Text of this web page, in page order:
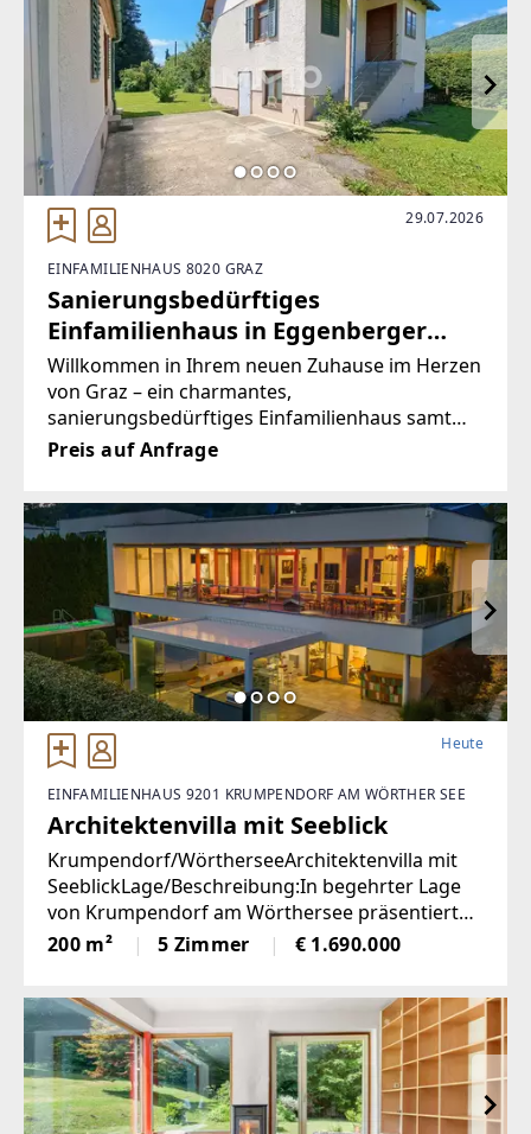
29.07.2026
EINFAMILIENHAUS 8020 GRAZ
Sanierungsbedürftiges
Einfamilienhaus in Eggenberger
Bestlage!
Willkommen in Ihrem neuen Zuhause im Herzen
von Graz – ein charmantes,
sanierungsbedürftiges Einfamilienhaus samt
Nebengebäude. Diese außergewöhnliche
Immobilie befindet sich Alt Eggenberg und
großzügigen
Preis auf Anfrage
Heute
EINFAMILIENHAUS 9201 KRUMPENDORF AM WÖRTHER SEE
Architektenvilla mit Seeblick
Krumpendorf/WörtherseeArchitektenvilla mit
SeeblickLage/Beschreibung:In begehrter Lage
von Krumpendorf am Wörthersee präsentiert
sich diese herausragende Architekten-Villa als
ein wahres Refugium für Anspruchsvolle. Die im
200 m² 5 Zimmer € 1.690.000